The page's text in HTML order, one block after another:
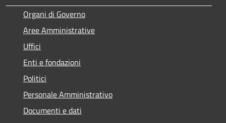
Organi di Governo
Aree Amministrative
Uffici
Enti e fondazioni
Politici
Personale Amministrativo
Documenti e dati